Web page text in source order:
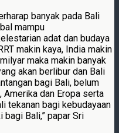
banyak pada Bali
mampu
adat dan budaya
makin kaya, India makin
maka makin banyak
akan berlibur dan Bali
bagi Bali, belum
dan Eropa serta
tekanan bagi kebudayaan
Bali,” papar Sri